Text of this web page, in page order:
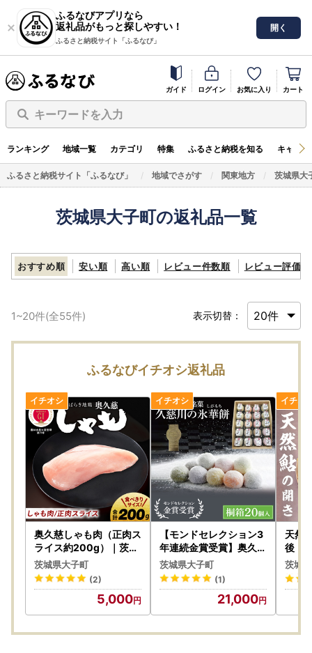
ふるなびアプリなら
返礼品がもっと探しやすい！
ふるさと納税サイト「ふるなび」
開く
ガイド ログイン お気に入り カート
キーワードを入力
ランキング 地域一覧 カテゴリ 特集 ふるさと納税を知る キャン
ふるさと納税サイト「ふるなび」 地域でさがす 関東地方 茨城県大
茨城県大子町の返礼品一覧
おすすめ順 安い順 高い順 レビュー件数順 レビュー評価順
1~20件(全55件) 表示切替：
ふるなびイチオシ返礼品
奥久慈しゃも肉（正肉ス
ライス約200g）｜茨城
県 大子町 奥久慈 袋田 奥
久慈しゃも生産組合 軍
鶏 地鶏 鶏肉 スライス 冷
茨城県大子町
(2)
5,000
【モンドセレクション3
年連続金賞受賞】奥久慈
大子銘菓「久慈川の氷華
餅（しがもち）」【桐箱
20個入】|茨城県 大子町
奥久慈 袋田 久慈川 お菓
子 和菓子 生菓子 和洋折
茨城県大子町
(1)
21,000
天然
後｜
久慈
ゆ ア
茨城